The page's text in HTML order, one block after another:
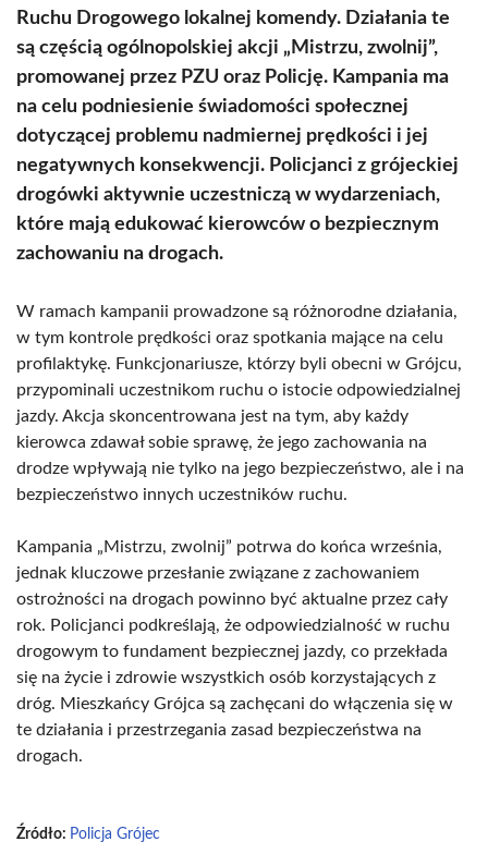
Ruchu Drogowego lokalnej komendy. Działania te
są częścią ogólnopolskiej akcji „Mistrzu, zwolnij”,
promowanej przez PZU oraz Policję. Kampania ma
na celu podniesienie świadomości społecznej
dotyczącej problemu nadmiernej prędkości i jej
negatywnych konsekwencji. Policjanci z grójeckiej
drogówki aktywnie uczestniczą w wydarzeniach,
które mają edukować kierowców o bezpiecznym
zachowaniu na drogach.
W ramach kampanii prowadzone są różnorodne działania,
w tym kontrole prędkości oraz spotkania mające na celu
profilaktykę. Funkcjonariusze, którzy byli obecni w Grójcu,
przypominali uczestnikom ruchu o istocie odpowiedzialnej
jazdy. Akcja skoncentrowana jest na tym, aby każdy
kierowca zdawał sobie sprawę, że jego zachowania na
drodze wpływają nie tylko na jego bezpieczeństwo, ale i na
bezpieczeństwo innych uczestników ruchu.
Kampania „Mistrzu, zwolnij” potrwa do końca września,
jednak kluczowe przesłanie związane z zachowaniem
ostrożności na drogach powinno być aktualne przez cały
rok. Policjanci podkreślają, że odpowiedzialność w ruchu
drogowym to fundament bezpiecznej jazdy, co przekłada
się na życie i zdrowie wszystkich osób korzystających z
dróg. Mieszkańcy Grójca są zachęcani do włączenia się w
te działania i przestrzegania zasad bezpieczeństwa na
drogach.
Źródło: Policja Grójec